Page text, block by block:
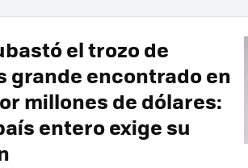
el trozo de
grande encontrado en
millones de dólares:
entero exige su